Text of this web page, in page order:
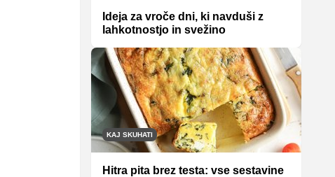
Ideja za vroče dni, ki navduši z
lahkotnostjo in svežino
KAJ SKUHATI
Hitra pita brez testa: vse sestavine